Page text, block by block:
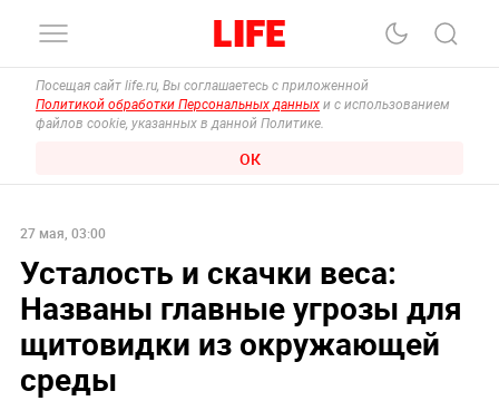
Посещая сайт life.ru, Вы соглашаетесь с приложенной
Политикой обработки Персональных данных и с использованием
файлов cookie, указанных в данной Политике.
ОК
27 мая, 03:00
Усталость и скачки веса:
Названы главные угрозы для
щитовидки из окружающей
среды